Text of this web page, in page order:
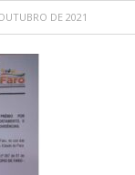
DE 2021